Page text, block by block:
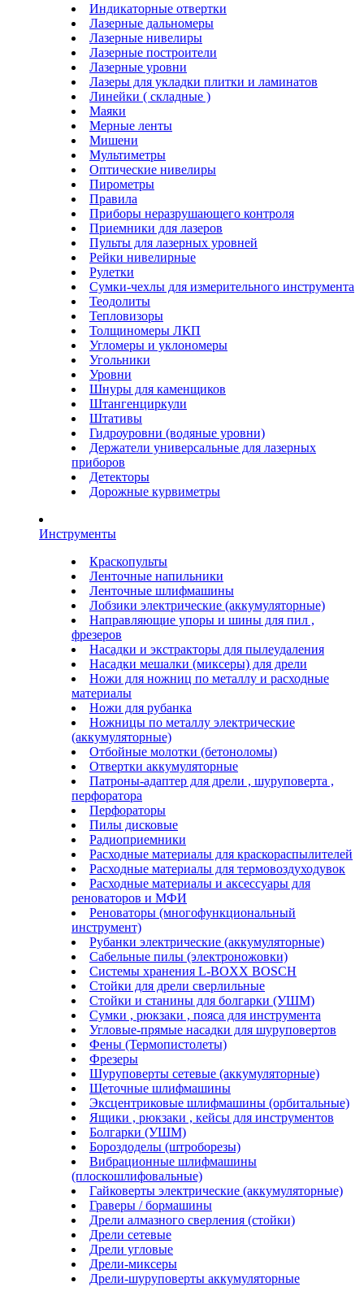
Индикаторные отвертки
Лазерные дальномеры
Лазерные нивелиры
Лазерные построители
Лазерные уровни
Лазеры для укладки плитки и ламинатов
Линейки ( складные )
Маяки
Мерные ленты
Мишени
Мультиметры
Оптические нивелиры
Пирометры
Правила
Приборы неразрушающего контроля
Приемники для лазеров
Пульты для лазерных уровней
Рейки нивелирные
Рулетки
Сумки-чехлы для измерительного инструмента
Теодолиты
Тепловизоры
Толщиномеры ЛКП
Угломеры и уклономеры
Угольники
Уровни
Шнуры для каменщиков
Штангенциркули
Штативы
Гидроуровни (водяные уровни)
Держатели универсальные для лазерных
приборов
Детекторы
Дорожные курвиметры
Инструменты
Краскопульты
Ленточные напильники
Ленточные шлифмашины
Лобзики электрические (аккумуляторные)
Направляющие упоры и шины для пил ,
фрезеров
Насадки и экстракторы для пылеудаления
Насадки мешалки (миксеры) для дрели
Ножи для ножниц по металлу и расходные
материалы
Ножи для рубанка
Ножницы по металлу электрические
(аккумуляторные)
Отбойные молотки (бетоноломы)
Отвертки аккумуляторные
Патроны-адаптер для дрели , шуруповерта ,
перфоратора
Перфораторы
Пилы дисковые
Радиоприемники
Расходные материалы для краскораспылителей
Расходные материалы для термовоздуходувок
Расходные материалы и аксессуары для
реноваторов и МФИ
Реноваторы (многофункциональный
инструмент)
Рубанки электрические (аккумуляторные)
Сабельные пилы (электроножовки)
Системы хранения L-BOXX BOSCH
Стойки для дрели сверлильные
Стойки и станины для болгарки (УШМ)
Сумки , рюкзаки , пояса для инструмента
Угловые-прямые насадки для шуруповертов
Фены (Термопистолеты)
Фрезеры
Шуруповерты сетевые (аккумуляторные)
Щеточные шлифмашины
Эксцентриковые шлифмашины (орбитальные)
Ящики , рюкзаки , кейсы для инструментов
Болгарки (УШМ)
Бороздоделы (штроборезы)
Вибрационные шлифмашины
(плоскошлифовальные)
Гайковерты электрические (аккумуляторные)
Граверы / бормашины
Дрели алмазного сверления (стойки)
Дрели сетевые
Дрели угловые
Дрели-миксеры
Дрели-шуруповерты аккумуляторные